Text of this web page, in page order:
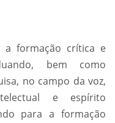
a formação crítica e
bem como
no campo da voz,
e espírito
para a formação